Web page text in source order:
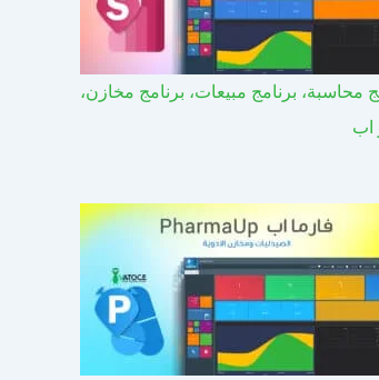
محاسبة، برنامج مبيعات، برنامج مخازن،
اب